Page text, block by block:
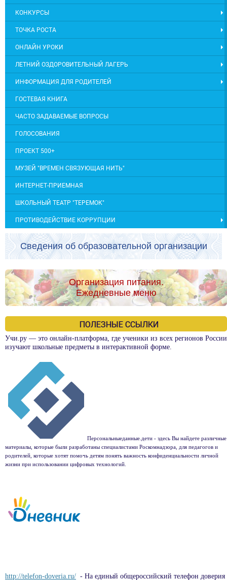
КОНКУРСЫ
ТОЧКА РОСТА
ОНЛАЙН УРОКИ
ЛЕТНИЙ ОЗДОРОВИТЕЛЬНЫЙ ЛАГЕРЬ
ИНФОРМАЦИЯ ДЛЯ РОДИТЕЛЕЙ
ГОСТЕВАЯ КНИГА
ЧАСТО ЗАДАВАЕМЫЕ ВОПРОСЫ
ГОЛОСОВАНИЯ
ПРОЕКТ 500+
МУЗЕЙ "ВРЕМЕН СВЯЗУЮЩАЯ НИТЬ"
ИНТЕРНЕТ-ПРИЕМНАЯ
ШКОЛЬНЫЙ ТЕАТР "ТЕРЕМОК"
ПРОТИВОДЕЙСТВИЕ КОРРУПЦИИ
Сведения об образовательной организации
Организация питания.
Ежедневные меню
ПОЛЕЗНЫЕ ССЫЛКИ
Учи.ру — это онлайн-платформа, где ученики из всех регионов России
изучают школьные предметы в интерактивной форме.
Персональныеданные.дети - здесь Вы найдете различные
материалы, которые были разработаны специалистами Роскомнадзора, для педагогов и
родителей, которые хотят помочь детям понять важность конфиденциальности личной
жизни при использовании цифровых технологий.
http://telefon-doveria.ru/ - На единый общероссийский телефон доверия